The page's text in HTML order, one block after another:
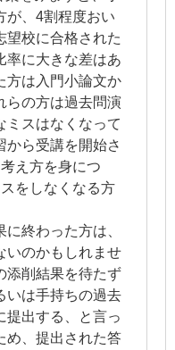
が、4割程度おい
望校に合格された
率に大きな差はあ
方は入門小論文か
らの方は過去問演
ミスはなくなって
から受講を開始さ
え方を身につ
をしなくなる方
終わった方は、
いのかもしれませ
添削結果を待たず
いは手持ちの過去
提出する、と言っ
め、提出された答